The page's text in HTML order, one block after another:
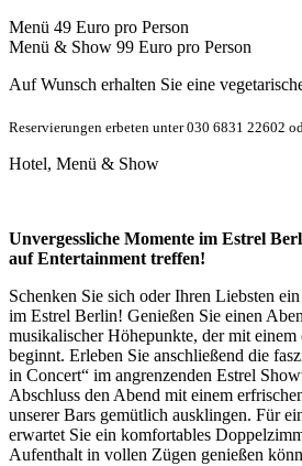
Menü 49 Euro pro Person
Menü & Show 99 Euro pro Person
Auf Wunsch erhalten Sie eine
Reservierungen erbeten unter 030 6831 22602
Hotel, Menü & Show
Unvergessliche Momente im Estrel
auf Entertainment treffen!
Schenken Sie sich oder Ihren Liebsten
im Estrel Berlin! Genießen Sie einen
musikalischer Höhepunkte, der mit
beginnt. Erleben Sie anschließend die
in Concert“ im angrenzenden Estrel
Abschluss den Abend mit einem
unserer Bars gemütlich ausklingen. Für
erwartet Sie ein komfortables
Aufenthalt in vollen Zügen genießen